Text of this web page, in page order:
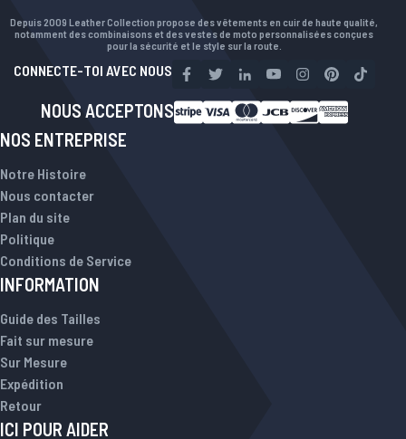
Depuis 2009 Leather Collection propose des vêtements en cuir de haute qualité,
notamment des combinaisons et des vestes de moto personnalisées conçues
pour la sécurité et le style sur la route.
CONNECTE-TOI AVEC NOUS
NOUS ACCEPTONS
NOS ENTREPRISE
Notre Histoire
Nous contacter
Plan du site
Politique
Conditions de Service
INFORMATION
Guide des Tailles
Fait sur mesure
Sur Mesure
Expédition
Retour
ICI POUR AIDER